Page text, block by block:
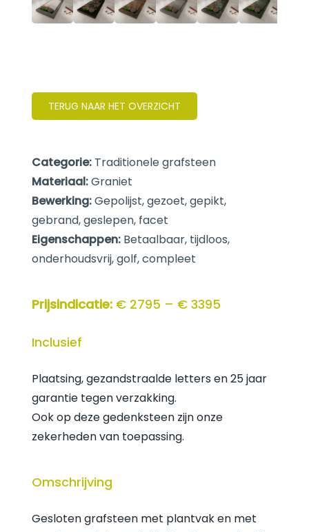
TERUG NAAR HET OVERZICHT
Categorie: Traditionele grafsteen
Materiaal:Graniet
Bewerking:Gepolijst, gezoet, gepikt,
gebrand, geslepen, facet
Eigenschappen: Betaalbaar, tijdloos,
onderhoudsvrij, golf, compleet
Prijsindicatie: € 2795 – € 3395
Inclusief
Plaatsing, gezandstraalde letters en 25 jaar
garantie tegen verzakking.
Ook op deze gedenksteen zijn onze
zekerheden van toepassing.
Omschrijving
Gesloten grafsteen met plantvak en met